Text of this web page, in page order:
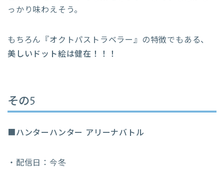
っかり味わえそう。
もちろん『オクトパストラベラー』の特徴でもある、
美しいドット絵は健在！！！
その5
■ハンターハンター アリーナバトル
・配信日：今冬